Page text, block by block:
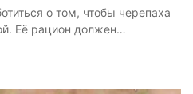
о том, чтобы черепаха
Её рацион должен…